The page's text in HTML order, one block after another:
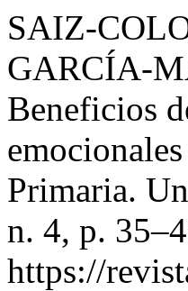
SAIZ-
GARCÍA-
Beneficios
Primaria.
n. 4, p.
https://